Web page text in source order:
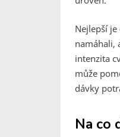
Nejlepší je
namáhali,
intenzita
může
dávky
Na co